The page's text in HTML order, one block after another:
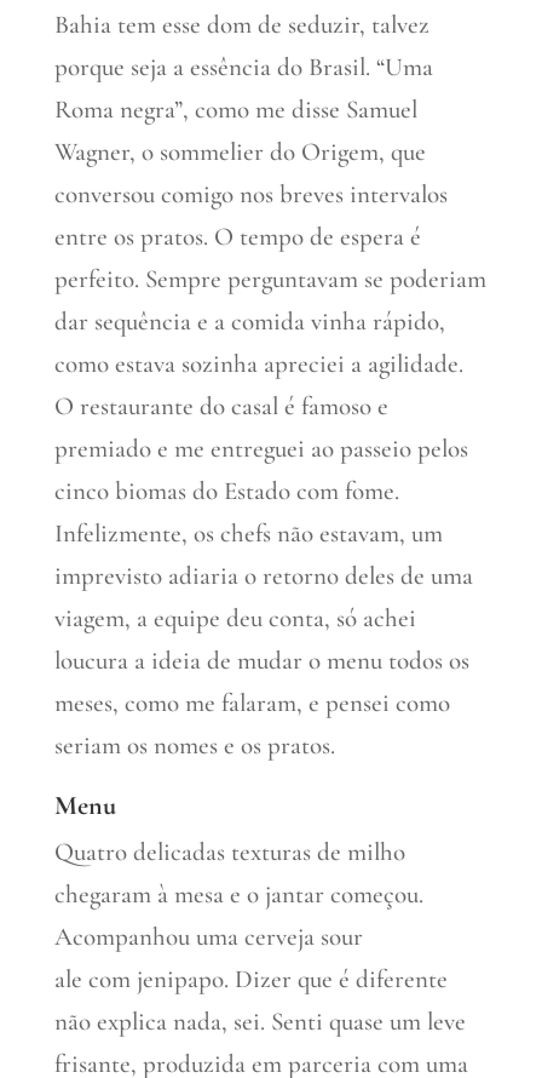
Bahia tem esse dom de seduzir, talvez
porque seja a essência do Brasil. “Uma
Roma negra”, como me disse Samuel
Wagner, o sommelier do Origem, que
conversou comigo nos breves intervalos
entre os pratos. O tempo de espera é
perfeito. Sempre perguntavam se poderiam
dar sequência e a comida vinha rápido,
como estava sozinha apreciei a agilidade.
O restaurante do casal é famoso e
premiado e me entreguei ao passeio pelos
cinco biomas do Estado com fome.
Infelizmente, os chefs não estavam, um
imprevisto adiaria o retorno deles de uma
viagem, a equipe deu conta, só achei
loucura a ideia de mudar o menu todos os
meses, como me falaram, e pensei como
seriam os nomes e os pratos.
Menu
Quatro delicadas texturas de milho
chegaram à mesa e o jantar começou.
Acompanhou uma cerveja sour
ale com jenipapo. Dizer que é diferente
não explica nada, sei. Senti quase um leve
frisante, produzida em parceria com uma